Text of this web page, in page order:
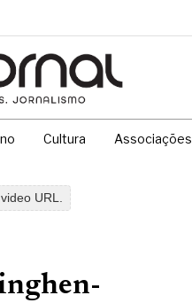
Cultura Associações
URL.